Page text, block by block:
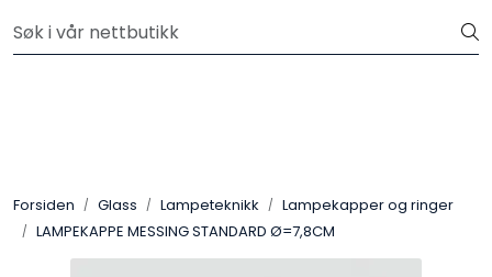
Velkommen til vår nye nettbutikk! Besøk Min side for mer
Forsiden Glass Lampeteknikk
Lampekapper og ringer
LAMPEKAPPE MESSING STANDARD Ø=7,8CM
Pulverglasur